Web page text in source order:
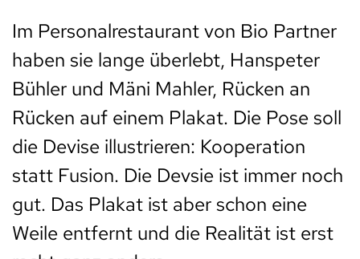
Im Personalrestaurant von Bio Partner
haben sie lange überlebt, Hanspeter
Bühler und Mäni Mahler, Rücken an
Rücken auf einem Plakat. Die Pose soll
die Devise illustrieren: Kooperation
statt Fusion. Die Devsie ist immer noch
gut. Das Plakat ist aber schon eine
Weile entfernt und die Realität ist erst